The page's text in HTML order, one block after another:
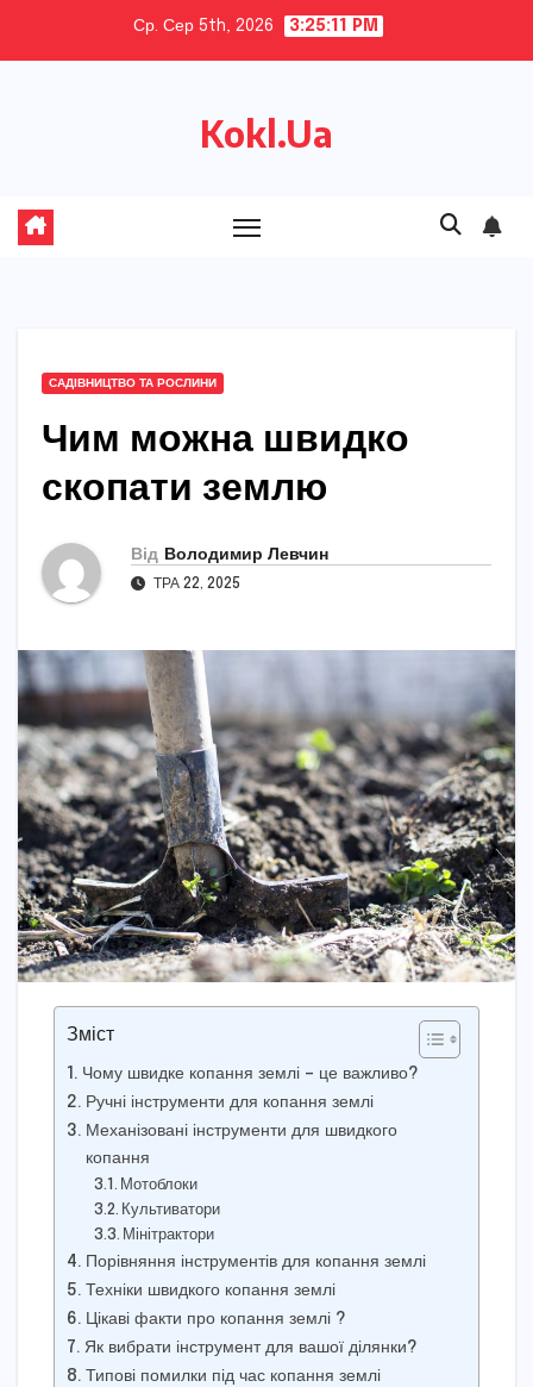
Ср. Сер 5th, 2026 3:25:12 PM
Kokl.Ua
САДІВНИЦТВО ТА РОСЛИНИ
Чим можна швидко
скопати землю
Від Володимир Левчин
ТРА 22, 2025
Зміст
Чому швидке копання землі – це важливо?
Ручні інструменти для копання землі
Механізовані інструменти для швидкого
копання
Мотоблоки
Культиватори
Мінітрактори
Порівняння інструментів для копання землі
Техніки швидкого копання землі
Цікаві факти про копання землі ?
Як вибрати інструмент для вашої ділянки?
Типові помилки під час копання землі